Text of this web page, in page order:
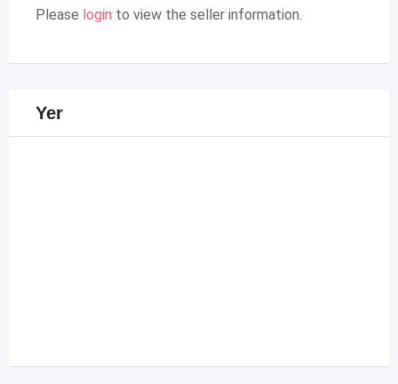
Please login to view the seller information.
Yer